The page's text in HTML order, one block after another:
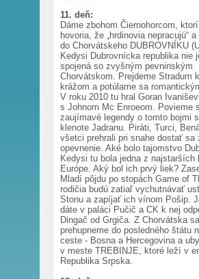
11. deň:
Dáme zbohom Čiernohorcom,
hovoria, že „hrdinovia nepracujú“
do Chorvátskeho DUBROVNÍKU
Kedysi Dubrovnícka republika nie
spojená so zvyšným pevninským
Chorvátskom. Prejdeme Stradum
krážom a potúlame sa
V roku 2010 tu hral Goran
s Johnom Mc Enroeom. Povieme
zaujímavé legendy o tomto bojmi
klenote Jadranu. Piráti, Turci,
všetci prehrali pri snahe dostať sa
opevnenie. Aké bolo tajomstvo
Kedysi tu bola jedna z najstarších
Európe. Aký bol ich prvý liek?
Mladí pôjdu po stopách Game of
rodičia budú zatiaľ vychutnávať
Stonu a zapíjať ich vínom Pošip.
dáte v paláci Pučič a CK k nej
Dingač od Grgiča. Z Chorvátska sa
prehupneme do posledného štátu
ceste - Bosna a Hercegovina a
v meste TREBINJE, ktoré leží v
Republika Srpska.